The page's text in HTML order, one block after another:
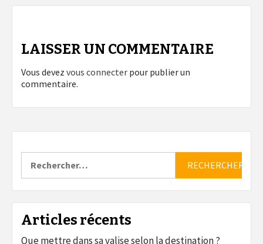
LAISSER UN COMMENTAIRE
Vous devez vous connecter pour publier un
commentaire.
Articles récents
Que mettre dans sa valise selon la destination ?